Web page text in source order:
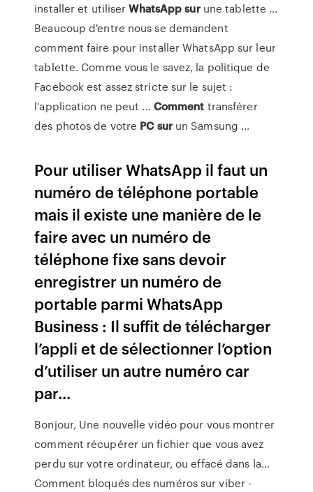
installer et utiliserWhatsApp surune tablette ...
Beaucoup d'entre nous se demandent
comment faire pour installer WhatsApp sur leur
tablette. Comme vous le savez, la politique de
Facebook est assez stricte sur le sujet :
l'application ne peut ... Comment transférer
des photos de votre PC surun Samsung ...
Pour utiliser WhatsApp il faut un
numéro de téléphone portable
mais il existe une manière de le
faire avec un numéro de
téléphone fixe sans devoir
enregistrer un numéro de
portable parmi WhatsApp
Business : Il suffit de télécharger
l’appli et de sélectionner l’option
d’utiliser un autre numéro car
par...
Bonjour, Une nouvelle vidéo pour vous montrer
comment récupérer un fichier que vous avez
perdu sur votre ordinateur, ou effacé dans la…
Comment bloqués des numéros sur viber -